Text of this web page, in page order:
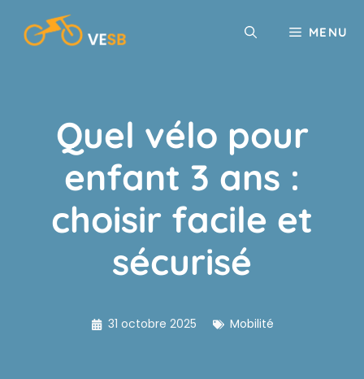
contenu
MENU
Quel vélo pour
enfant 3 ans :
choisir facile et
sécurisé
31 octobre 2025 Mobilité